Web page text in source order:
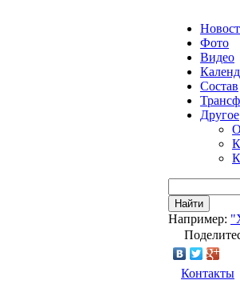
Фото
Видео
Состав
Другое
Найти
Например:
Контакты